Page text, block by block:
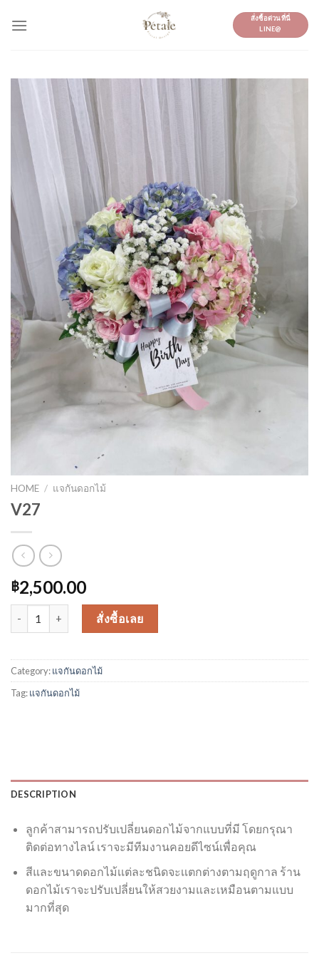
สั่งซื้อด่วนที่นี่
LINE@
HOME / แจกันดอกไม้
V27
฿2,500.00
V27 quantity สั่งซื้อเลย
Category:แจกันดอกไม้
Tag:แจกันดอกไม้
DESCRIPTION
ลูกค้าสามารถปรับเปลี่ยนดอกไม้จากแบบที่มี โดยกรุณา
ติดต่อทางไลน์ เราจะมีทีมงานคอยดีไซน์เพื่อคุณ
สีและขนาดดอกไม้เเต่ละชนิดจะเเตกต่างตามฤดูกาล ร้าน
ดอกไม้เราจะปรับเปลี่ยนให้สวยงามและเหมือนตามแบบ
มากที่สุด